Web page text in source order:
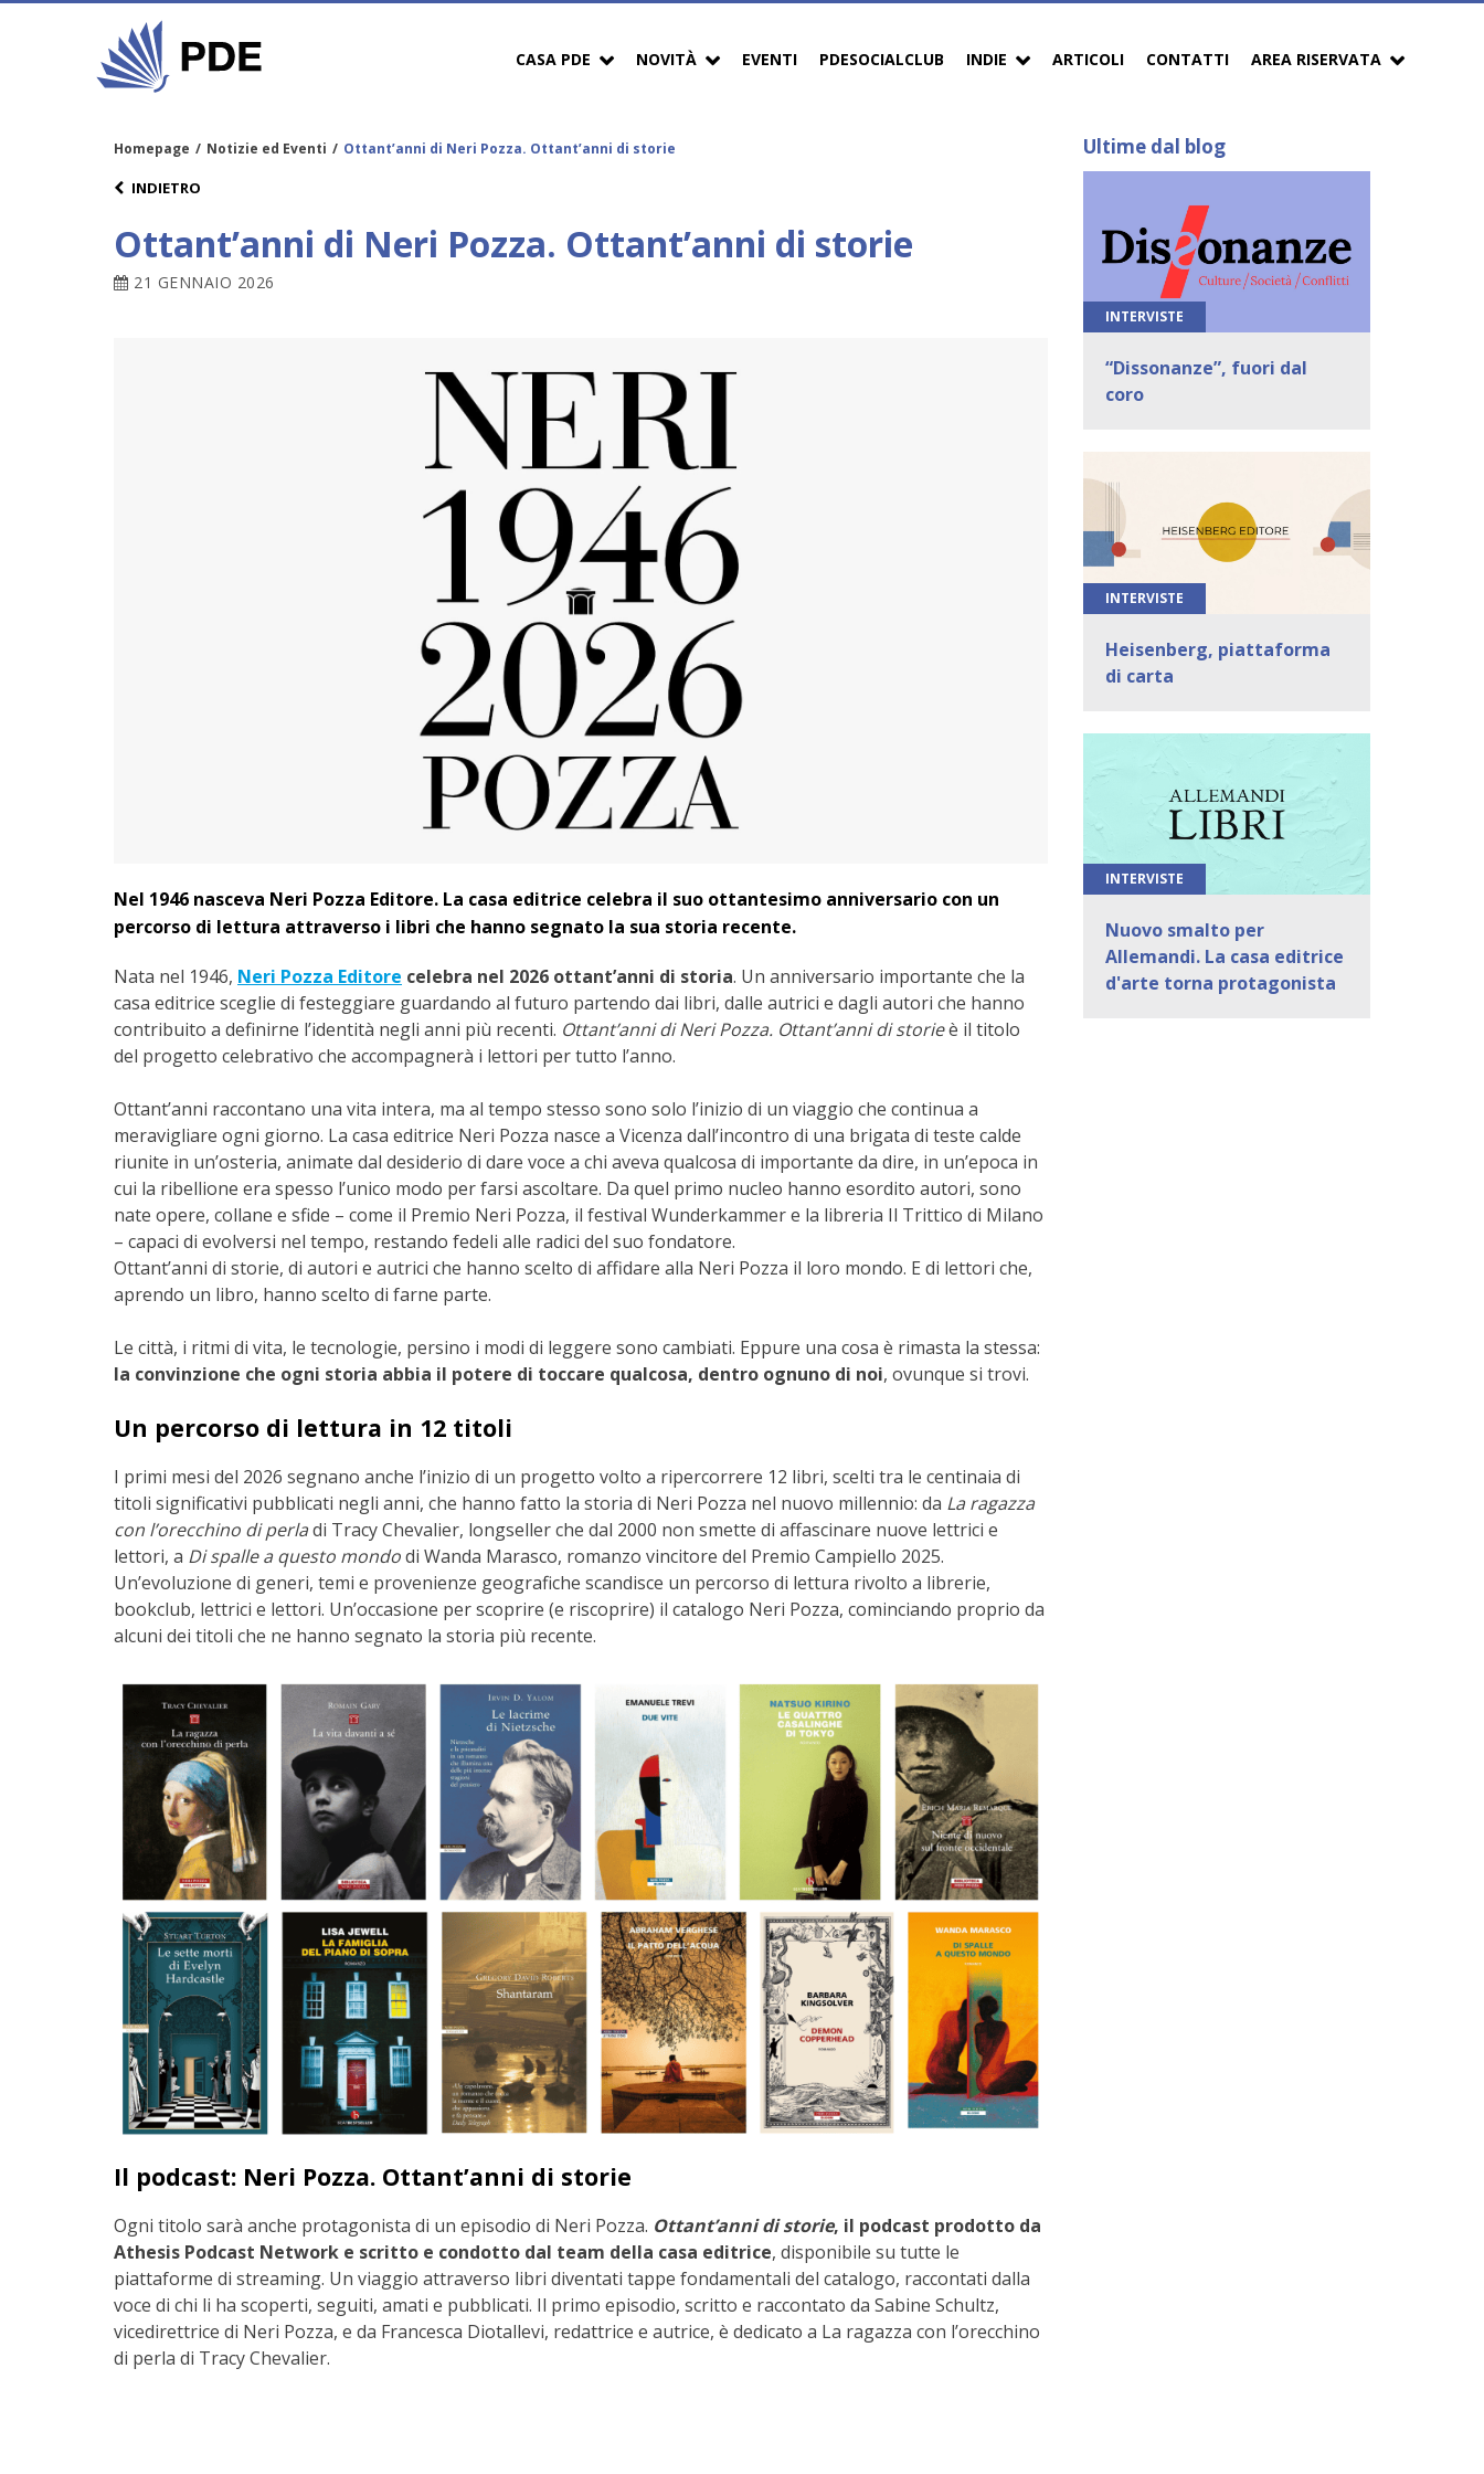
CASA PDE NOVITÀ EVENTI PDESOCIALCLUB INDIE ARTICOLI CONTATTI AREA RISERVATA
Homepage / Notizie ed Eventi / Ottant’anni di Neri Pozza. Ottant’anni di storie
INDIETRO
Ottant’anni di Neri Pozza. Ottant’anni di storie
21 GENNAIO 2026
Nel 1946 nasceva Neri Pozza Editore. La casa editrice celebra il suo ottantesimo anniversario con un
percorso di lettura attraverso i libri che hanno segnato la sua storia recente.
Nata nel 1946, Neri Pozza Editore celebra nel 2026 ottant’anni di storia. Un anniversario importante che la
casa editrice sceglie di festeggiare guardando al futuro partendo dai libri, dalle autrici e dagli autori che hanno
contribuito a definirne l’identità negli anni più recenti. Ottant’anni di Neri Pozza. Ottant’anni di storieè il titolo
del progetto celebrativo che accompagnerà i lettori per tutto l’anno.
Ottant’anni raccontano una vita intera, ma al tempo stesso sono solo l’inizio di un viaggio che continua a
meravigliare ogni giorno. La casa editrice Neri Pozza nasce a Vicenza dall’incontro di una brigata di teste calde
riunite in un’osteria, animate dal desiderio di dare voce a chi aveva qualcosa di importante da dire, in un’epoca in
cui la ribellione era spesso l’unico modo per farsi ascoltare. Da quel primo nucleo hanno esordito autori, sono
nate opere, collane e sfide – come il Premio Neri Pozza, il festival Wunderkammer e la libreria Il Trittico di Milano
– capaci di evolversi nel tempo, restando fedeli alle radici del suo fondatore.
Ottant’anni di storie, di autori e autrici che hanno scelto di affidare alla Neri Pozza il loro mondo. E di lettori che,
aprendo un libro, hanno scelto di farne parte.
Le città, i ritmi di vita, le tecnologie, persino i modi di leggere sono cambiati. Eppure una cosa è rimasta la stessa:
la convinzione che ogni storia abbia il potere di toccare qualcosa, dentro ognuno di noi, ovunque si trovi.
Un percorso di lettura in 12 titoli
I primi mesi del 2026 segnano anche l’inizio di un progetto volto a ripercorrere 12 libri, scelti tra le centinaia di
titoli significativi pubblicati negli anni, che hanno fatto la storia di Neri Pozza nel nuovo millennio: da La ragazza
con l’orecchino di perladi Tracy Chevalier, longseller che dal 2000 non smette di affascinare nuove lettrici e
lettori, a Di spalle a questo mondodi Wanda Marasco, romanzo vincitore del Premio Campiello 2025.
Un’evoluzione di generi, temi e provenienze geografiche scandisce un percorso di lettura rivolto a librerie,
bookclub, lettrici e lettori. Un’occasione per scoprire (e riscoprire) il catalogo Neri Pozza, cominciando proprio da
alcuni dei titoli che ne hanno segnato la storia più recente.
Il podcast: Neri Pozza. Ottant’anni di storie
Ogni titolo sarà anche protagonista di un episodio di Neri Pozza. Ottant’anni di storie, il podcast prodotto da
Athesis Podcast Network e scritto e condotto dal team della casa editrice, disponibile su tutte le
piattaforme di streaming. Un viaggio attraverso libri diventati tappe fondamentali del catalogo, raccontati dalla
voce di chi li ha scoperti, seguiti, amati e pubblicati. Il primo episodio, scritto e raccontato da Sabine Schultz,
vicedirettrice di Neri Pozza, e da Francesca Diotallevi, redattrice e autrice, è dedicato a La ragazza con l’orecchino
di perla di Tracy Chevalier.
Ultime dal blog
INTERVISTE
“Dissonanze”, fuori dal
coro
INTERVISTE
Heisenberg, piattaforma
di carta
INTERVISTE
Nuovo smalto per
Allemandi. La casa editrice
d'arte torna protagonista